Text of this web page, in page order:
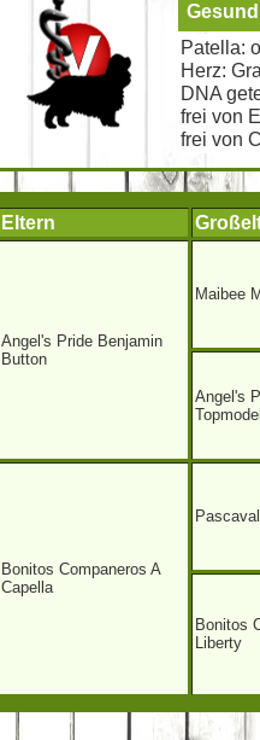
Patella:
Herz:
DNA
frei von
frei von
Eltern
Angel's Pride Benjamin
Button
Maibee
Angel's
Bonitos Companeros A
Capella
Bonitos
Liberty